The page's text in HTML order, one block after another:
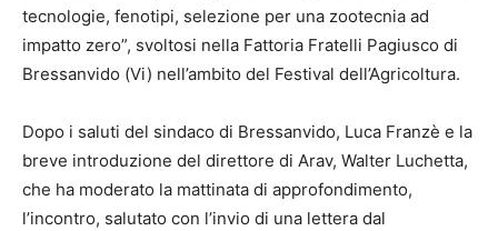
tecnologie, fenotipi, selezione per una zootecnia ad
impatto zero”, svoltosi nella Fattoria Fratelli Pagiusco di
Bressanvido (Vi) nell’ambito del Festival dell’Agricoltura.
Dopo i saluti del sindaco di Bressanvido, Luca Franzè e la
breve introduzione del direttore di Arav, Walter Luchetta,
che ha moderato la mattinata di approfondimento,
l’incontro, salutato con l’invio di una lettera dal